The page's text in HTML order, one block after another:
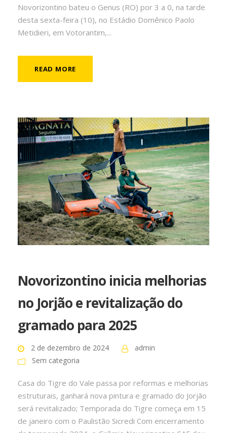
Novorizontino bateu o Genus (RO) por 3 a 0, na tarde
desta sexta-feira (10), no Estádio Domênico Paolo
Metidieri, em Votorantim,...
READ MORE
Novorizontino inicia melhorias
no Jorjão e revitalização do
gramado para 2025
2 de dezembro de 2024
admin
Sem categoria
Casa do Tigre do Vale passa por reformas e melhorias
estruturais, ganhará nova pintura e gramado do Jorjão
será revitalizado; Temporada do Tigre começa em 15
de janeiro com o Paulistão Sicredi Com encerramento